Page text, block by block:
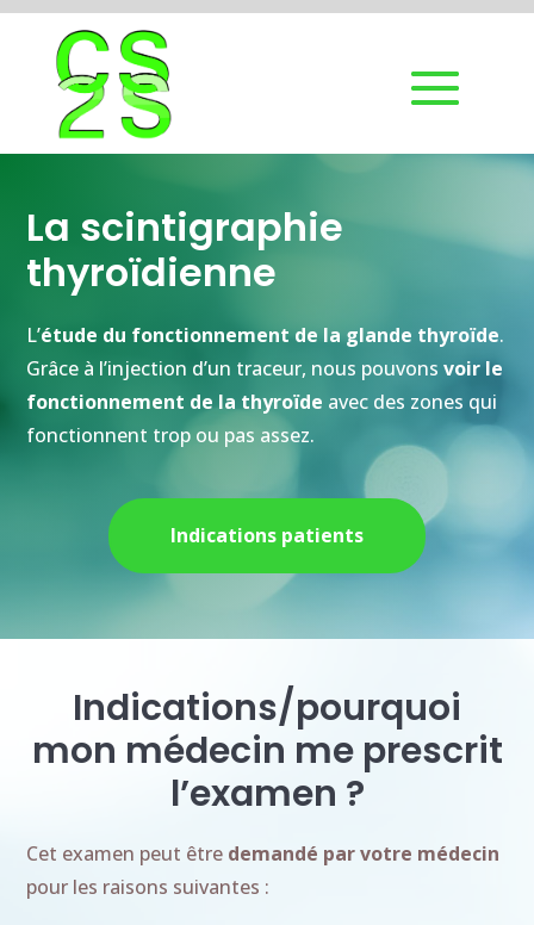
La scintigraphie
thyroïdienne
L’étude du fonctionnement de la glande thyroïde.
Grâce à l’injection d’un traceur, nous pouvonsvoir le
fonctionnement de la thyroïde avec des zones qui
fonctionnent trop ou pas assez.
Indications patients
Indications/pourquoi
mon médecin me prescrit
l’examen ?
Cet examen peut être demandé par votre médecin
pour les raisons suivantes :